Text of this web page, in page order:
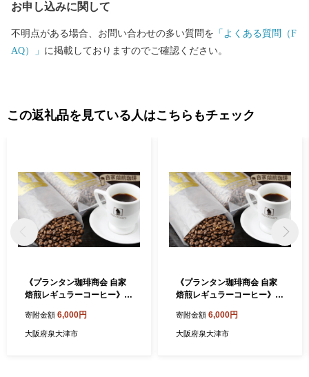
お申し込みに関して
不明点がある場合、お問い合わせの多い質問を 「よくある質問（F
AQ）」 に掲載しておりますのでご確認ください。
この返礼品を見ている人はこちらもチェック
《プランタン珈琲商会 自家
焙煎レギュラーコーヒー》プ
入り (中挽き) 当社で焙煎仕
立てのコーヒー豆をお届け！
寄附金額 6,000円
大阪府泉大津市
《プランタン珈琲商会 自家
焙煎レギュラーコーヒー》モ
のまま) 当社で焙煎仕立ての
コーヒー豆をお届け！ ｜ コ
寄附金額 6,000円
大阪府泉大津市